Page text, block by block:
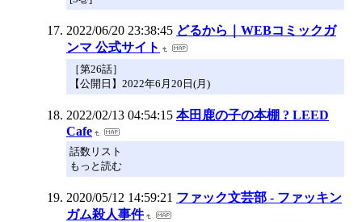
2022/06/20 23:38:45 どるから｜WEBコミックガ
ンマ 公式サイト
［第26話］
【公開日】2022年6月20日(月)
2022/02/13 04:54:15 本田鹿の子の本棚 ? LEED
Cafe
話数リスト
もっと読む
2020/05/12 14:59:21 ファック文芸部 - ファッキン
ガム殺人事件